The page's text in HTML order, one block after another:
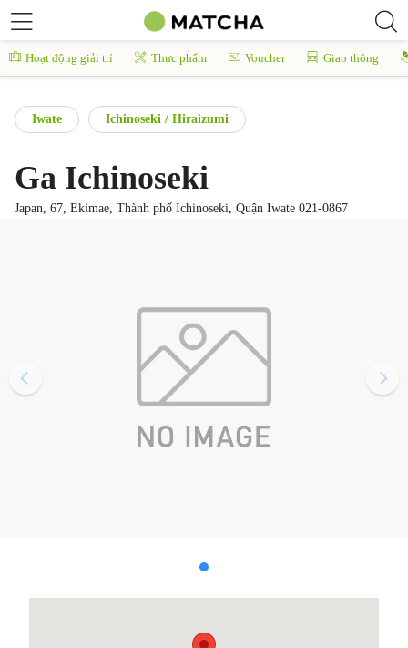
Hoạt động giải trí Thực phẩm Voucher Giao thông
Iwate Ichinoseki / Hiraizumi
Ga Ichinoseki
Japan, 67, Ekimae, Thành phố Ichinoseki, Quận Iwate 021-0867